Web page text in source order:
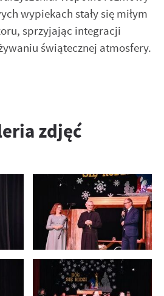
wypiekach stały się miłym
sprzyjając integracji
świątecznej atmosfery.
zdjęć